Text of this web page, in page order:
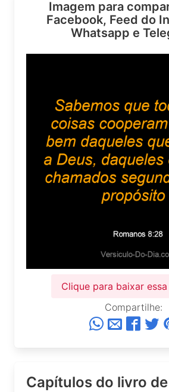
Imagem para
Facebook, Feed do
Whatsapp e
Clique para baixar
Compartilhe:
Capítulos do livro de